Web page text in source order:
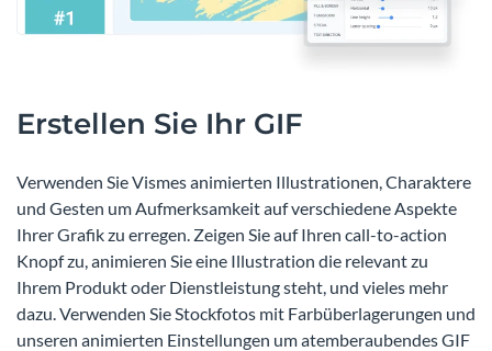
Erstellen Sie Ihr GIF
Verwenden Sie Vismes animierten Illustrationen, Charaktere
und Gesten um Aufmerksamkeit auf verschiedene Aspekte
Ihrer Grafik zu erregen. Zeigen Sie auf Ihren call-to-action
Knopf zu, animieren Sie eine Illustration die relevant zu
Ihrem Produkt oder Dienstleistung steht, und vieles mehr
dazu. Verwenden Sie Stockfotos mit Farbüberlagerungen und
unseren animierten Einstellungen um atemberaubendes GIF